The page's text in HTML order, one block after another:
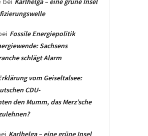
Fossile Energiepolitik
Sachsens
schlägt Alarm
vom Geiseltalsee:
CDU-
den Mumm, das Merz’sche
Karlhelga – eine grüne Insel